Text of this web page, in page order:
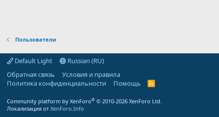
Пользователи
Default Light
Russian (RU)
Обратная связь
Условия и правила
Политика конфиденциальности
Помощь
R
Community platform by XenForo® © 2010-2026 XenForo Ltd.
Локализация от XenForo.Info